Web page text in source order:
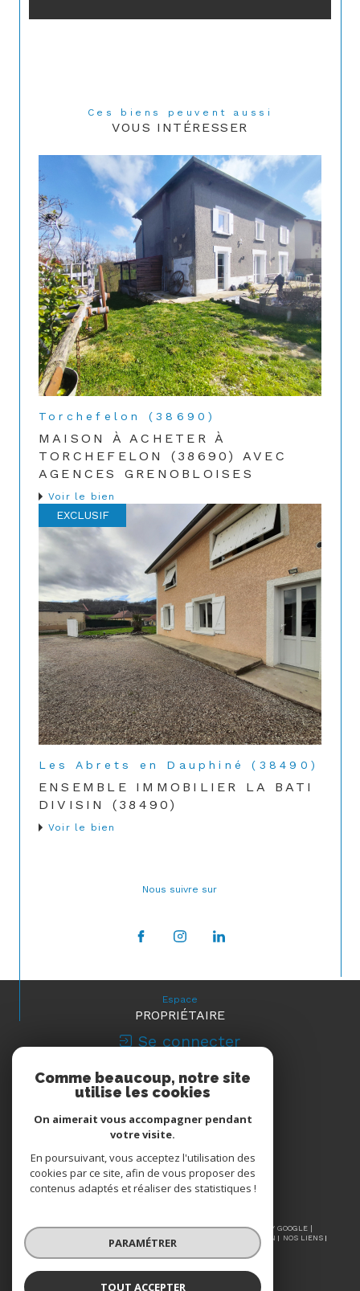
Ces biens peuvent aussi
VOUS INTÉRESSER
Torchefelon (38690)
MAISON À ACHETER À
TORCHEFELON (38690) AVEC
AGENCES GRENOBLOISES
Voir le bien
EXCLUSIF
Les Abrets en Dauphiné (38490)
ENSEMBLE IMMOBILIER LA BATI
DIVISIN (38490)
Voir le bien
Nous suivre sur
Espace
PROPRIÉTAIRE
Se connecter
Nous
ADHÉRONS
© 2026 | TOUS DROITS RÉSERVÉS | TRADUCTION POWERED BY GOOGLE |
PLAN DU SITE MENTIONS LÉGALES ADMIN
NOS LIENS
POLITIQUE RGPD
Comme beaucoup, notre site
utilise les cookies
On aimerait vous accompagner pendant
votre visite.
En poursuivant, vous acceptez l'utilisation des
cookies par ce site, afin de vous proposer des
contenus adaptés et réaliser des statistiques !
PARAMÉTRER
TOUT ACCEPTER